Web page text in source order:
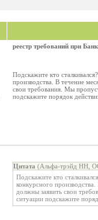
реестр требований при
Подскажите кто
производства. В течение
свои требования. Мы
подскажите порядок
Цитата (Альфа-трэйд НН,
Подскажите кто
конкурсного
должны заявить свои
ситуации подскажите